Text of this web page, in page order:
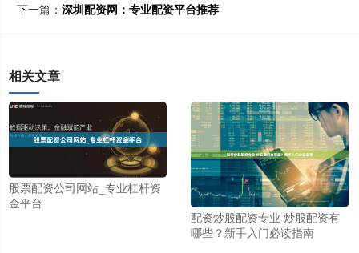
下一篇： 深圳配资网：专业配资平台推荐
相关文章
股票配资公司网站_专业杠杆资
金平台
配资炒股配资专业 炒股配资有
哪些？新手入门必读指南